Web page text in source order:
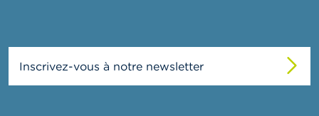
Inscrivez-vous à notre newsletter